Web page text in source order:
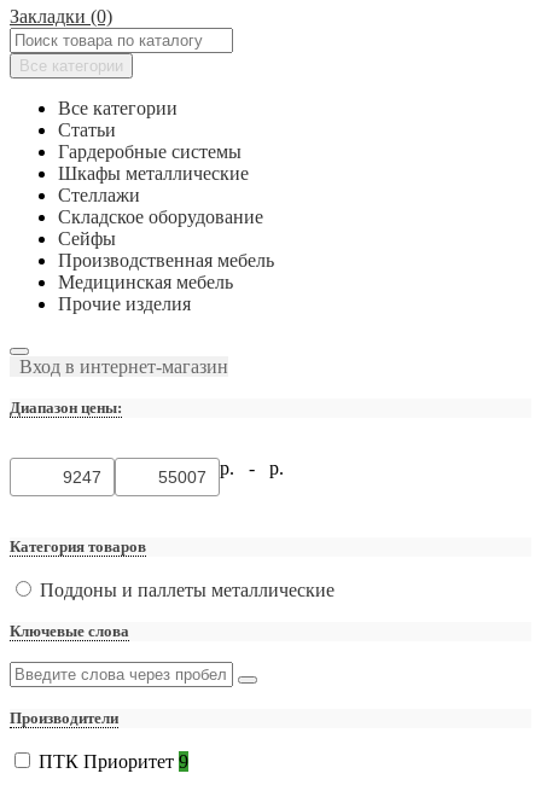
Закладки (0)
Все категории
Все категории
Статьи
Гардеробные системы
Шкафы металлические
Стеллажи
Складское оборудование
Сейфы
Производственная мебель
Медицинская мебель
Прочие изделия
Вход в интернет-магазин
Диапазон цены:
р. - р.
Категория товаров
Поддоны и паллеты металлические
Ключевые слова
Производители
ПТК Приоритет 9